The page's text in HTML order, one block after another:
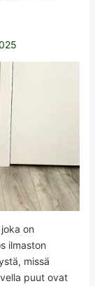
on
ilmaston
missä
puut ovat